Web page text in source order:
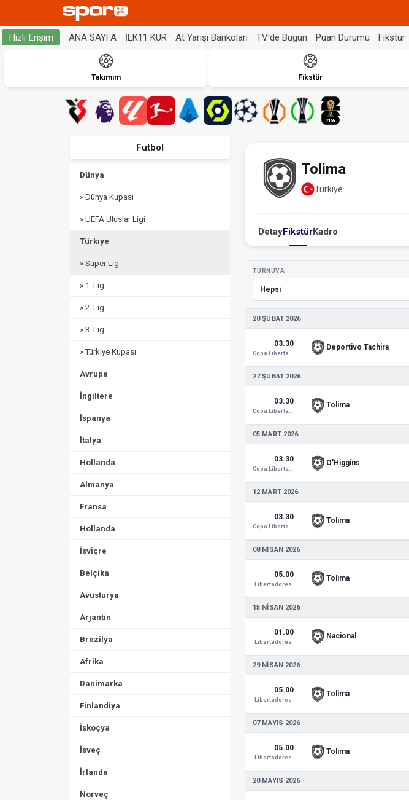
Hızlı Erişim ANA SAYFA İLK11 KUR At Yarışı Bankoları TV'de Bugün Puan Durumu Fikstür
Takımım Fikstür
Futbol
Dünya
» Dünya Kupası
» UEFA Uluslar Ligi
Türkiye
» Süper Lig
» 1. Lig
» 2. Lig
» 3. Lig
» Türkiye Kupası
Avrupa
İngiltere
İspanya
İtalya
Hollanda
Almanya
Fransa
Hollanda
İsviçre
Belçika
Avusturya
Arjantin
Brezilya
Afrika
Danimarka
Finlandiya
İskoçya
İsveç
İrlanda
Norveç
Tolima
Türkiye
DetayFikstürKadro
TURNUVA
20 ŞUBAT 2026
03.30 Deportivo Tachira
27 ŞUBAT 2026
03.30 Tolima
05 MART 2026
03.30 O'Higgins
12 MART 2026
03.30 Tolima
08 NISAN 2026
05.00
Libertadores
Tolima
15 NISAN 2026
01.00
Libertadores
Nacional
29 NISAN 2026
05.00
Libertadores
Tolima
07 MAYIS 2026
05.00
Libertadores
Tolima
20 MAYIS 2026